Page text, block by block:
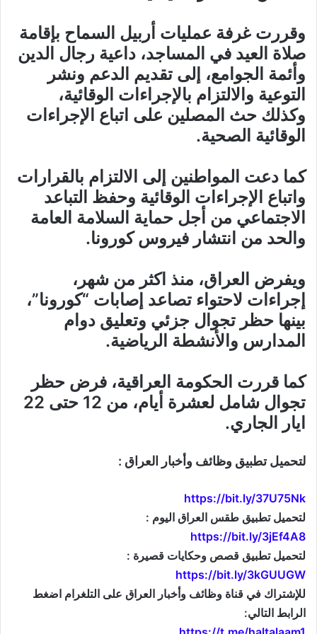
وقررت غرفة عمليات أربيل السماح بإقامة
صلاة العيد في المساجد، داعية رجال الدين
وأئمة الجوامع، إلى تقديم الدعم ونشر
التوعية والالتزام بالإجراءات الوقائية،
وكذلك حث المصلين على اتباع الإجراءات
الوقائية الصحية.
كما دعت المواطنين إلى الالتزام بالقرارات
واتباع الإجراءات الوقائية وحفظ التباعد
الاجتماعي من أجل حماية السلامة العامة
والحد من انتشار فيروس كورونا.
ويفرض العراق، منذ اكثر من شهر،
إجراءات لاحتواء تصاعد إصابات “كورونا”،
بينها حظر تجوال جزئي وتعليق دوام
المدارس والأنشطة الرياضية.
كما قررت الحكومة العراقية، فرض حظر
تجوال شامل لعشرة أيام، من 12 حتى 22
ايار الجاري.
لتحميل تطبيق وظائف وأخبار العراق :
https://bit.ly/37U75Nk
لتحميل تطبيق طقس العراق اليوم :
https://bit.ly/3jEf4A8
لتحميل تطبيق قصص وحكايات قصيرة :
https://bit.ly/3kGUUGW
للإشتراك في قناة وظائف وأخبار العراق على التلغرام اضغط
الرابط التالي: